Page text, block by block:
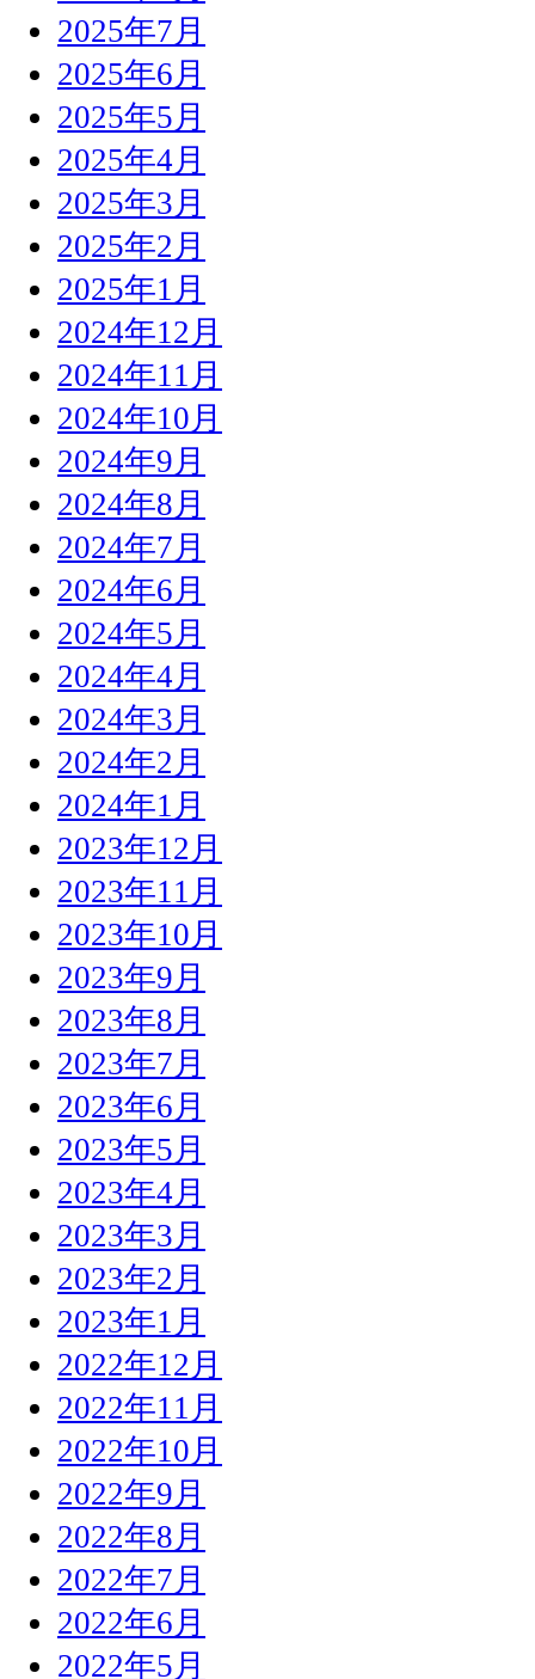
2025年7月
2025年6月
2025年5月
2025年4月
2025年3月
2025年2月
2025年1月
2024年12月
2024年11月
2024年10月
2024年9月
2024年8月
2024年7月
2024年6月
2024年5月
2024年4月
2024年3月
2024年2月
2024年1月
2023年12月
2023年11月
2023年10月
2023年9月
2023年8月
2023年7月
2023年6月
2023年5月
2023年4月
2023年3月
2023年2月
2023年1月
2022年12月
2022年11月
2022年10月
2022年9月
2022年8月
2022年7月
2022年6月
2022年5月